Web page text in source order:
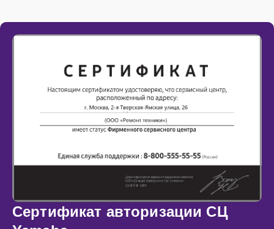
Сертификат авторизации СЦ